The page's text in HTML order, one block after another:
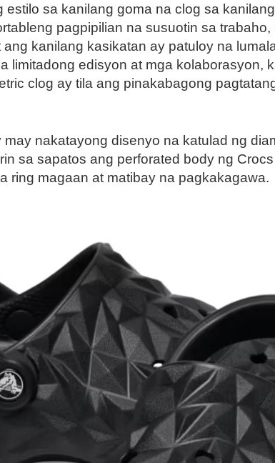
sa kanilang goma na clog sa
pagpipilian na susuotin sa
kanilang kasikatan ay patuloy na
limitadong edisyon at mga kolaborasyon,
clog ay tila ang pinakabagong
nakatayong disenyo na katulad ng
sa sapatos ang perforated body ng
ring magaan at matibay na pagkakagawa.